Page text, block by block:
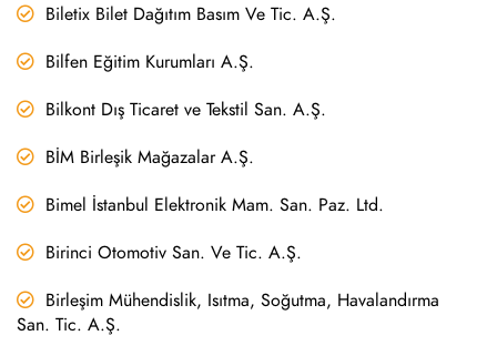
Biletix Bilet Dağıtım Basım Ve Tic. A.Ş.
Bilfen Eğitim Kurumları A.Ş.
Bilkont Dış Ticaret ve Tekstil San. A.Ş.
BİM Birleşik Mağazalar A.Ş.
Bimel İstanbul Elektronik Mam. San. Paz. Ltd.
Birinci Otomotiv San. Ve Tic. A.Ş.
Birleşim Mühendislik, Isıtma, Soğutma, Havalandırma
San. Tic. A.Ş.